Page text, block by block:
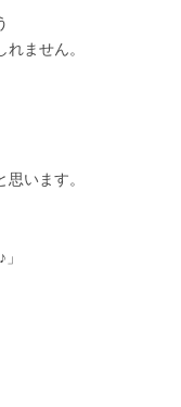
ません。
います。